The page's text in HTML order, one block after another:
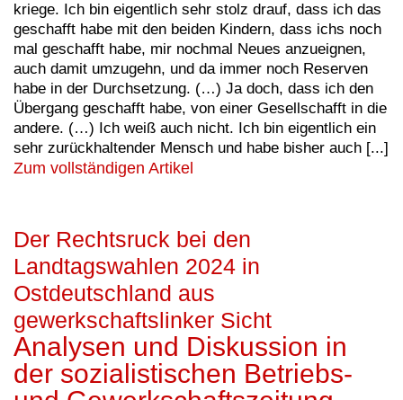
kriege. Ich bin eigentlich sehr stolz drauf, dass ich das
geschafft habe mit den beiden Kindern, dass ichs noch
mal geschafft habe, mir nochmal Neues anzueignen,
auch damit umzugehn, und da immer noch Reserven
habe in der Durchsetzung. (…) Ja doch, dass ich den
Übergang geschafft habe, von einer Gesellschafft in die
andere. (…) Ich weiß auch nicht. Ich bin eigentlich ein
sehr zurückhaltender Mensch und habe bisher auch [...]
Zum vollständigen Artikel
Der Rechtsruck bei den
Landtagswahlen 2024 in
Ostdeutschland aus
gewerkschaftslinker Sicht
Analysen und Diskussion in
der sozialistischen Betriebs-